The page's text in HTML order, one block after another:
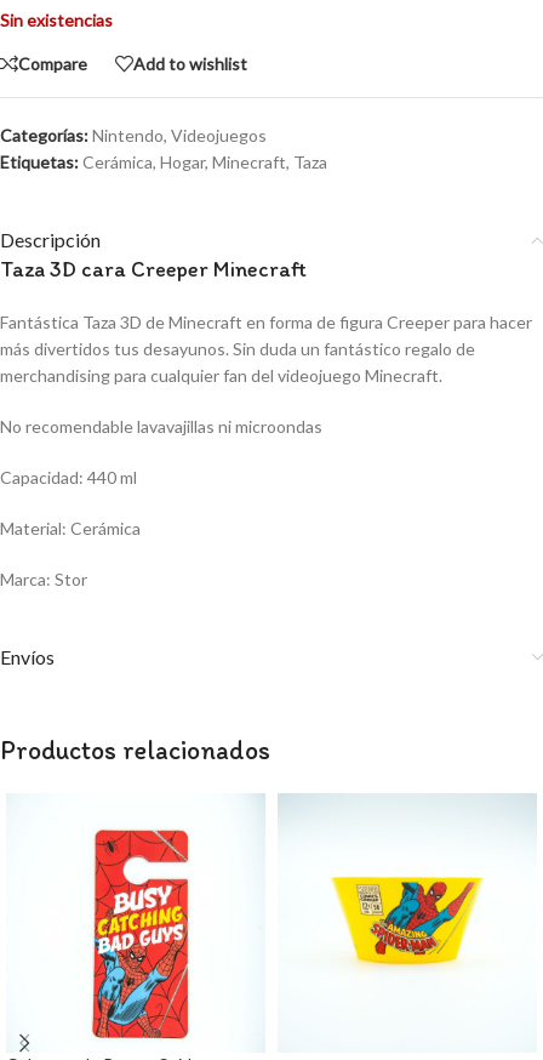
Sin existencias
Compare Add to wishlist
Categorías:Nintendo, Videojuegos
Etiquetas:Cerámica, Hogar, Minecraft, Taza
Descripción
Taza 3D cara Creeper Minecraft
Fantástica Taza 3D de Minecraft en forma de figura Creeper para hacer
más divertidos tus desayunos. Sin duda un fantástico regalo de
merchandising para cualquier fan del videojuego Minecraft.
No recomendable lavavajillas ni microondas
Capacidad: 440 ml
Material: Cerámica
Marca: Stor
Envíos
Productos relacionados